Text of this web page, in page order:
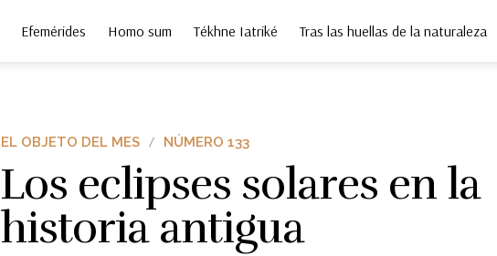
Efemérides Homo sum Tékhne Iatriké Tras las huellas de la naturaleza
EL OBJETO DEL MES NÚMERO 133
Los eclipses solares en la
historia antigua